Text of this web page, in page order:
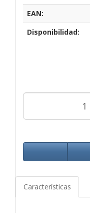
EAN:
Disponibilidad:
Características